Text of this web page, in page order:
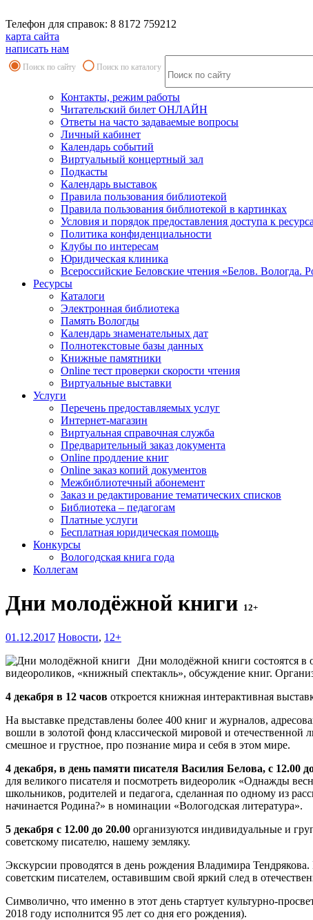
Телефон для справок: 8 8172 759212
карта сайта
написать нам
Поиск по сайту Поиск по каталогу
Контакты, режим работы
Читательский билет ОНЛАЙН
Ответы на часто задаваемые вопросы
Личный кабинет
Календарь событий
Виртуальный концертный зал
Подкасты
Календарь выставок
Правила пользования библиотекой
Правила пользования библиотекой в картинках
Условия и порядок предоставления доступа к
Политика конфиденциальности
Клубы по интересам
Юридическая клиника
Всероссийские Беловские чтения «Белов. Вологда.
Ресурсы
Каталоги
Электронная библиотека
Память Вологды
Календарь знаменательных дат
Полнотекстовые базы данных
Книжные памятники
Online тест проверки скорости чтения
Виртуальные выставки
Услуги
Перечень предоставляемых услуг
Интернет-магазин
Виртуальная справочная служба
Предварительный заказ документа
Online продление книг
Online заказ копий документов
Межбиблиотечный абонемент
Заказ и редактирование тематических списков
Библиотека – педагогам
Платные услуги
Бесплатная юридическая помощь
Конкурсы
Вологодская книга года
Коллегам
Дни молодёжной книги 12+
01.12.2017 Новости, 12+
Дни молодёжной книги состоятся в
видеороликов, «книжный спектакль», обсуждение книг.
4 декабря в 12 часов откроется книжная интерактивная
На выставке представлены более 400 книг и журналов,
вошли в золотой фонд классической мировой и
смешное и грустное, про познание мира и себя в этом мире.
4 декабря, в день памяти писателя Василия Белова, с
для великого писателя и посмотреть видеоролик «Однажды
школьников, родителей и педагога, сделанная по одному из
начинается Родина?» в номинации «Вологодская литература».
5 декабря с 12.00 до 20.00 организуются индивидуальные и
советскому писателю, нашему земляку.
Экскурсии проводятся в день рождения Владимира
советским писателем, оставившим свой яркий след в
Символично, что именно в этот день стартует культурно-
2018 году исполнится 95 лет со дня его рождения).